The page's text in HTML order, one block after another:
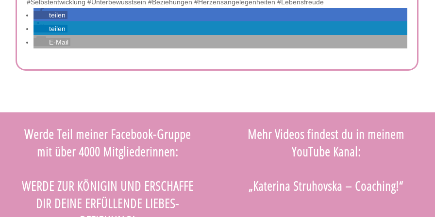
#Selbstentwicklung #Unterbewusstsein #Beziehungen #Herzensangelegenheiten #Lebensfreude
teilen
teilen
E-Mail
Werde Teil meiner Facebook-Gruppe
mit über 4000 Mitgliederinnen:
WERDE ZUR KÖNIGIN UND ERSCHAFFE
DIR DEINE ERFÜLLENDE LIEBES-
Mehr Videos findest du in meinem
YouTube Kanal:
„Katerina Struhovska – Coaching!“